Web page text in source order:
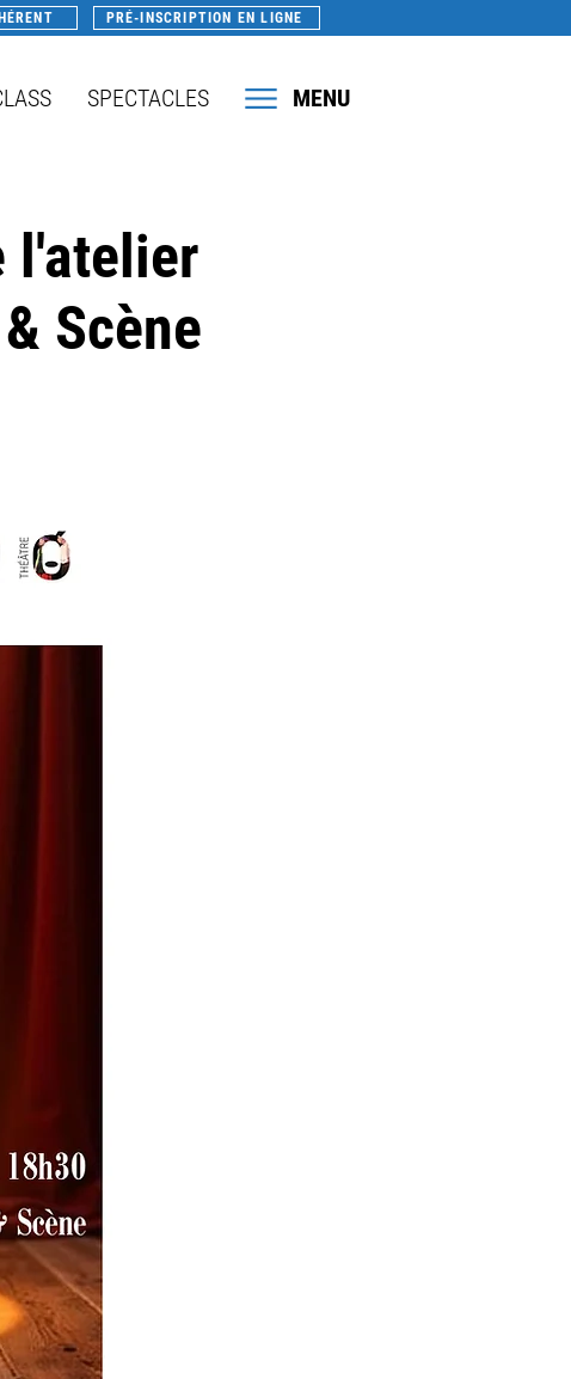
PRÉ-INSCRIPTION EN LIGNE
SPECTACLES MENU
l'atelier
Scène